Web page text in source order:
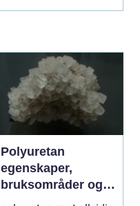
Polyuretan
egenskaper,
bruksområder og
fordeler i